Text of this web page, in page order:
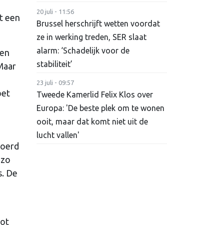
een
De
20 juli - 11:56
Brussel herschrijft wetten voordat
ze in werking treden, SER slaat
alarm: ‘Schadelijk voor de
stabiliteit’
23 juli - 09:57
Tweede Kamerlid Felix Klos over
Europa: 'De beste plek om te wonen
ooit, maar dat komt niet uit de
lucht vallen'